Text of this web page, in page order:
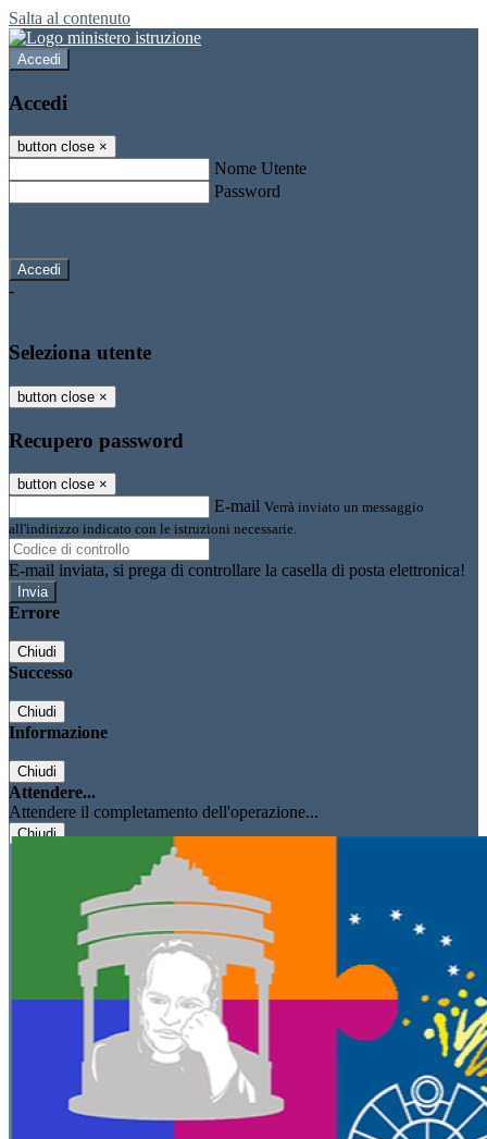
Salta al contenuto
Accedi
Accedi
button close ×
Nome Utente
Password
-
Seleziona utente
button close ×
Recupero password
button close ×
E-mail Verrà inviato un messaggio
all'indirizzo indicato con le istruzioni necessarie.
E-mail inviata, si prega di controllare la casella di posta elettronica!
Errore
Chiudi
Successo
Chiudi
Informazione
Chiudi
Attendere...
Attendere il completamento dell'operazione...
Chiudi